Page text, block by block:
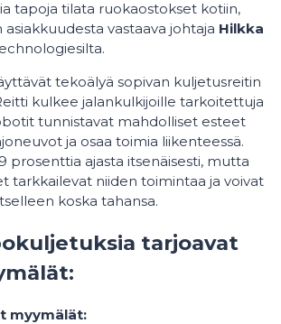
tapoja tilata ruokaostokset kotiin,
vastaava johtaja Hilkka
tekoälyä sopivan kuljetusreitin
kulkee jalankulkijoille tarkoitettuja
tunnistavat mahdolliset esteet
ja osaa toimia liikenteessä.
prosenttia ajasta itsenäisesti, mutta
tarkkailevat niiden toimintaa ja voivat
koska tahansa.
tarjoavat
myymälät: